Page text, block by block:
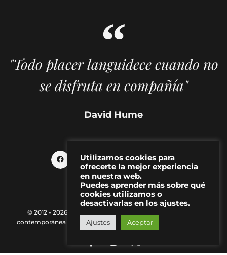
"Todo placer languidece cuando no
se disfruta en compañía"
David Hume
© 2012 - 2026 MAKMA | Revista de artes visuales y cultura
contemporánea |
Política de Privacidad|Aviso Legal
Utilizamos cookies para
ofrecerte la mejor experiencia
en nuestra web.
Puedes aprender más sobre qué
cookies utilizamos o
desactivarlas en los ajustes.
Ajustes Aceptar